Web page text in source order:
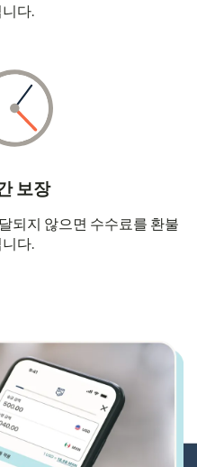
다.
보장
되지 않으면 수수료를 환불
다.